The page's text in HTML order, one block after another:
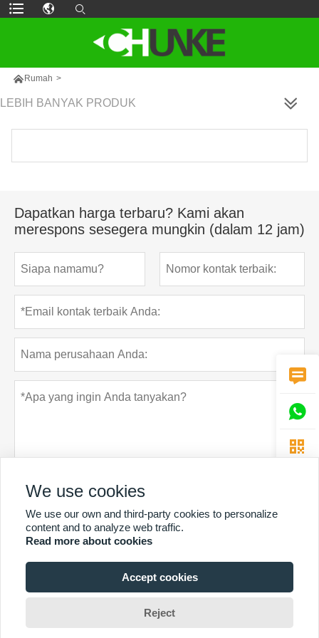
 Rumah >
LEBIH BANYAK PRODUK
Dapatkan harga terbaru? Kami akan
merespons sesegera mungkin (dalam 12 jam)
Menyerahkan Rahasia pribadi
LEBIH BANYAK LAYANAN
Hak Cipta Oleh © Guangzhou Chunke Environmental Technology Co.



We use cookies
We use our own and third-party cookies to personalize
content and to analyze web traffic.
Read more about cookies
Accept cookies
Reject